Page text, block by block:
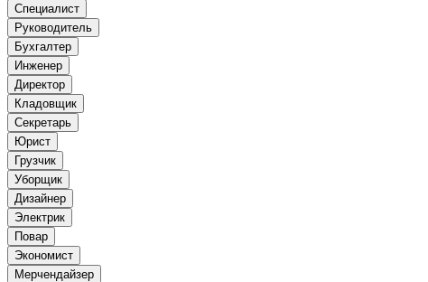
Специалист
Руководитель
Бухгалтер
Инженер
Директор
Кладовщик
Секретарь
Юрист
Грузчик
Уборщик
Дизайнер
Электрик
Повар
Экономист
Мерчендайзер